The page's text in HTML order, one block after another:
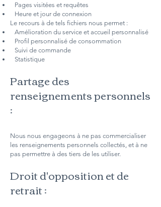
Pages visitées et requêtes
Heure et jour de connexion
Le recours à de tels fichiers nous permet :
Amélioration du service et accueil personnalisé
Profil personnalisé de consommation
Suivi de commande
Statistique
Partage des
renseignements personnels
:
Nous nous engageons à ne pas commercialiser
les renseignements personnels collectés, et à ne
pas permettre à des tiers de les utiliser.
Droit d'opposition et de
retrait :